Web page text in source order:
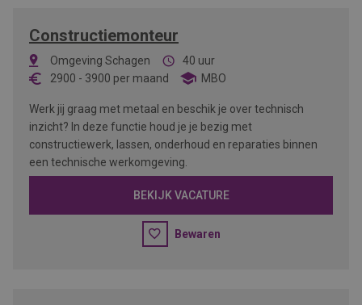
Constructiemonteur
Omgeving Schagen
40 uur
2900 - 3900 per maand MBO
Werk jij graag met metaal en beschik je over technisch
inzicht? In deze functie houd je je bezig met
constructiewerk, lassen, onderhoud en reparaties binnen
een technische werkomgeving.
BEKIJK VACATURE
Bewaren